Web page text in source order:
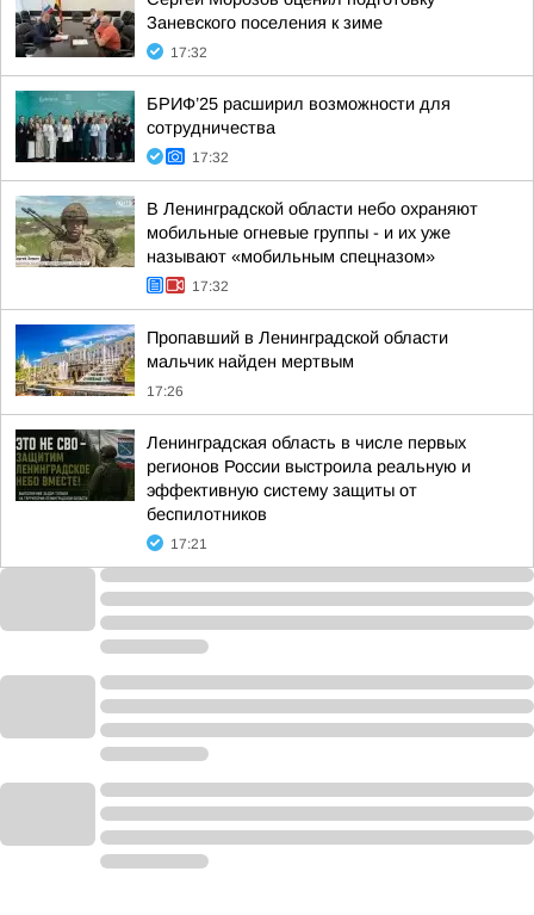
Заневского поселения к зиме
17:32
БРИФ’25 расширил возможности для
сотрудничества
17:32
В Ленинградской области небо охраняют
мобильные огневые группы - и их уже
называют «мобильным спецназом»
17:32
Пропавший в Ленинградской области
мальчик найден мертвым
17:26
Ленинградская область в числе первых
регионов России выстроила реальную и
эффективную систему защиты от
беспилотников
17:21